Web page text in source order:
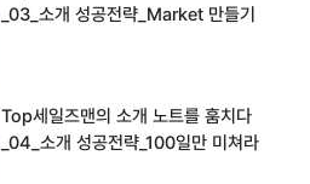
_03_소개 성공전략_Market 만들기
Top세일즈맨의 소개 노트를 훔치다
_04_소개 성공전략_100일만 미쳐라